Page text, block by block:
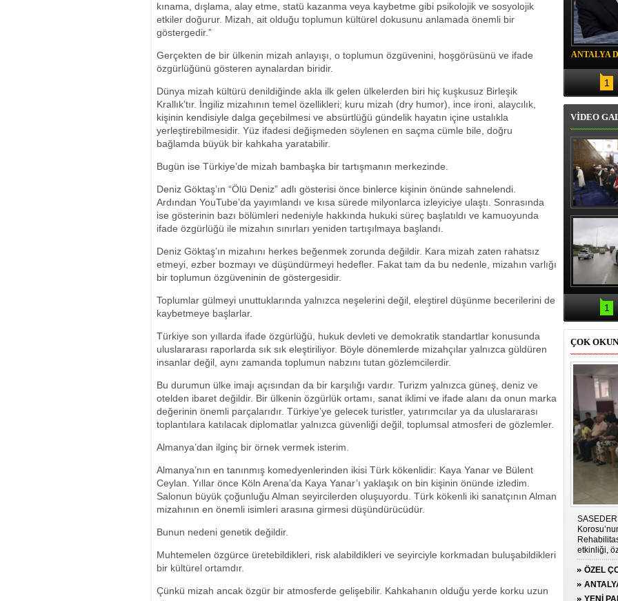
kınama, dışlama, alay etme, statü kazanma veya kaybetme gibi psikolojik ve sosyolojik
etkiler doğurur. Mizah, ait olduğu toplumun kültürel dokusunu anlamada önemli bir
göstergedir.”
Gerçekten de bir ülkenin mizah anlayışı, o toplumun özgüvenini, hoşgörüsünü ve ifade
özgürlüğünü gösteren aynalardan biridir.
Dünya mizah kültürü denildiğinde akla ilk gelen ülkelerden biri hiç kuşkusuz Birleşik
Krallık’tır. İngiliz mizahının temel özellikleri; kuru mizah (dry humor), ince ironi, alaycılık,
kişinin kendisiyle dalga geçebilmesi ve absürtlüğü gündelik hayatın içine ustalıkla
yerleştirebilmesidir. Yüz ifadesi değişmeden söylenen en saçma cümle bile, doğru
bağlamda büyük bir kahkaha yaratabilir.
Bugün ise Türkiye’de mizah bambaşka bir tartışmanın merkezinde.
Deniz Göktaş’ın “Ölü Deniz” adlı gösterisi önce binlerce kişinin önünde sahnelendi.
Ardından YouTube’da yayımlandı ve kısa sürede milyonlarca izleyiciye ulaştı. Sonrasında
ise gösterinin bazı bölümleri nedeniyle hakkında hukuki süreç başlatıldı ve kamuoyunda
ifade özgürlüğü ile mizahın sınırları yeniden tartışılmaya başlandı.
Deniz Göktaş’ın mizahını herkes beğenmek zorunda değildir. Kara mizah zaten rahatsız
etmeyi, ezber bozmayı ve düşündürmeyi hedefler. Fakat tam da bu nedenle, mizahın varlığı
bir toplumun özgüveninin de göstergesidir.
Toplumlar gülmeyi unuttuklarında yalnızca neşelerini değil, eleştirel düşünme becerilerini de
kaybetmeye başlarlar.
Türkiye son yıllarda ifade özgürlüğü, hukuk devleti ve demokratik standartlar konusunda
uluslararası raporlarda sık sık eleştiriliyor. Böyle dönemlerde mizahçılar yalnızca güldüren
insanlar değil, aynı zamanda toplumun nabzını tutan gözlemcilerdir.
Bu durumun ülke imajı açısından da bir karşılığı vardır. Turizm yalnızca güneş, deniz ve
otelden ibaret değildir. Bir ülkenin özgürlük ortamı, sanat iklimi ve ifade alanı da onun marka
değerinin önemli parçalarıdır. Türkiye’ye gelecek turistler, yatırımcılar ya da uluslararası
toplantılara katılacak diplomatlar yalnızca güvenliği değil, toplumsal atmosferi de gözlemler.
Almanya’dan ilginç bir örnek vermek isterim.
Almanya’nın en tanınmış komedyenlerinden ikisi Türk kökenlidir: Kaya Yanar ve Bülent
Ceylan. Yıllar önce Köln Arena’da Kaya Yanar’ı yaklaşık on bin kişinin önünde izledim.
Salonun büyük çoğunluğu Alman seyircilerden oluşuyordu. Türk kökenli iki sanatçının Alman
mizahının en önemli isimleri arasına girmesi düşündürücüdür.
Bunun nedeni genetik değildir.
Muhtemelen özgürce üretebildikleri, risk alabildikleri ve seyirciyle korkmadan buluşabildikleri
bir kültürel ortamdır.
Çünkü mizah ancak özgür bir atmosferde gelişebilir. Kahkahanın olduğu yerde korku uzun
ANTALYA
DRON
1
VİDEO
Erbaş,
Veli
teravih
1
ÇOK
etkinliği,
duygu
ÖZEL
YENİ